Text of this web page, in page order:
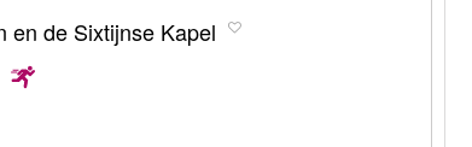
en de Sixtijnse Kapel